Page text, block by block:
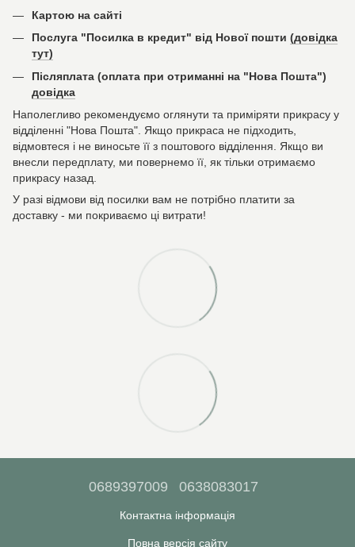
Картою на сайті
Послуга "Посилка в кредит" від Нової пошти (довідка
тут)
Післяплата (оплата при отриманні на "Нова Пошта")
довідка
Наполегливо рекомендуємо оглянути та приміряти прикрасу у
відділенні "Нова Пошта". Якщо прикраса не підходить,
відмовтеся і не виносьте її з поштового відділення. Якщо ви
внесли передплату, ми повернемо її, як тільки отримаємо
прикрасу назад.
У разі відмови від посилки вам не потрібно платити за
доставку - ми покриваємо ці витрати!
0689397009 0638083017
Контактна інформація
Повна версія сайту